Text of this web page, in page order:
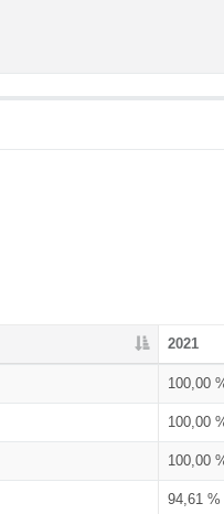
2021
100,00
100,00
100,00
94,61 %